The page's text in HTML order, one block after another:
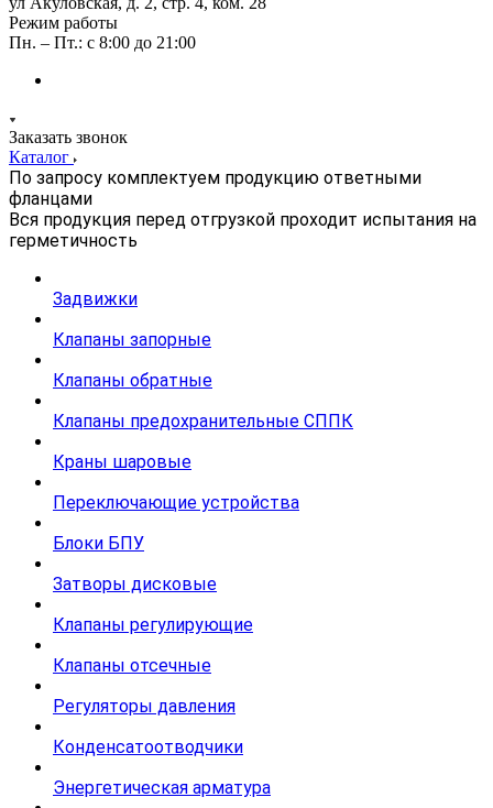
Режим работы
Пн. – Пт.: с 8:00 до 21:00
Заказать звонок
Каталог
По запросу комплектуем продукцию ответными
фланцами
Вся продукция перед отгрузкой проходит испытания на
герметичность
Задвижки
Клапаны запорные
Клапаны обратные
Клапаны предохранительные СППК
Краны шаровые
Переключающие устройства
Блоки БПУ
Затворы дисковые
Клапаны регулирующие
Клапаны отсечные
Регуляторы давления
Конденсатоотводчики
Энергетическая арматура